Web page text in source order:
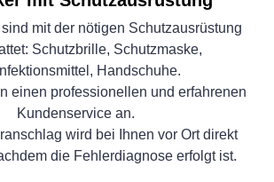
mit der nötigen Schutzausrüstung
Schutzbrille, Schutzmaske,
Handschuhe.
einen professionellen und erfahrenen
Kundenservice an.
wird bei Ihnen vor Ort direkt
die Fehlerdiagnose erfolgt ist.